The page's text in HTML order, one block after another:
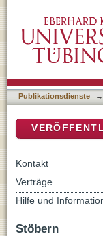
Publikationsdienste →
Kontakt
Verträge
Hilfe und
Stöbern